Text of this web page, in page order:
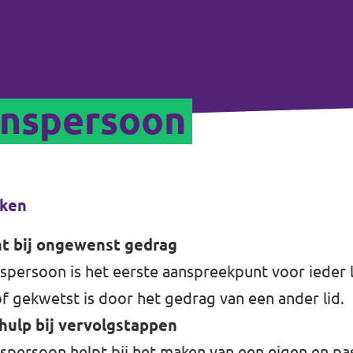
bij ongewenst gedrag
is het eerste aanspreekpunt voor ieder
gekwetst is door het gedrag van een ander lid.
bij vervolgstappen